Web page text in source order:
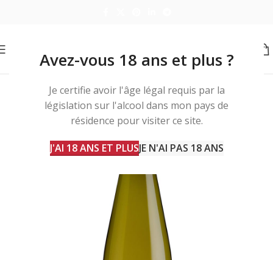
Avez-vous 18 ans et plus ?
Je certifie avoir l'âge légal requis par la
législation sur l'alcool dans mon pays de
résidence pour visiter ce site.
J'AI 18 ANS ET PLUSJE N'AI PAS 18 ANS